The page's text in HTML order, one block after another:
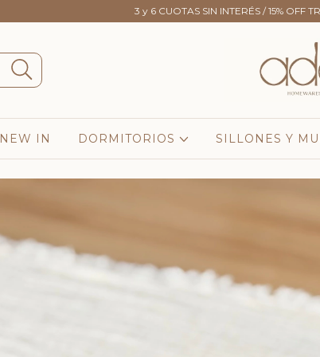
3 y 6 CUOTAS SIN INTERÉS / 15% OFF
NEW IN DORMITORIOS SILLONES Y